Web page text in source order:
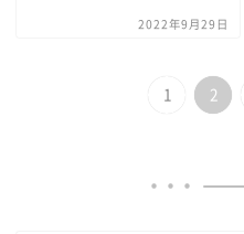
2022年9月29日
1 2